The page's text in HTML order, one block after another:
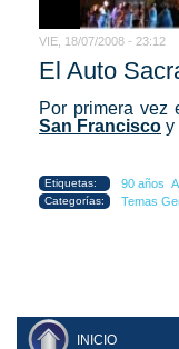
VIE, 18/07/2008 - 23:12
El Auto
Por primera vez
San Francisco y
Etiquetas: 90 años
Categorías: Temas
INICIO